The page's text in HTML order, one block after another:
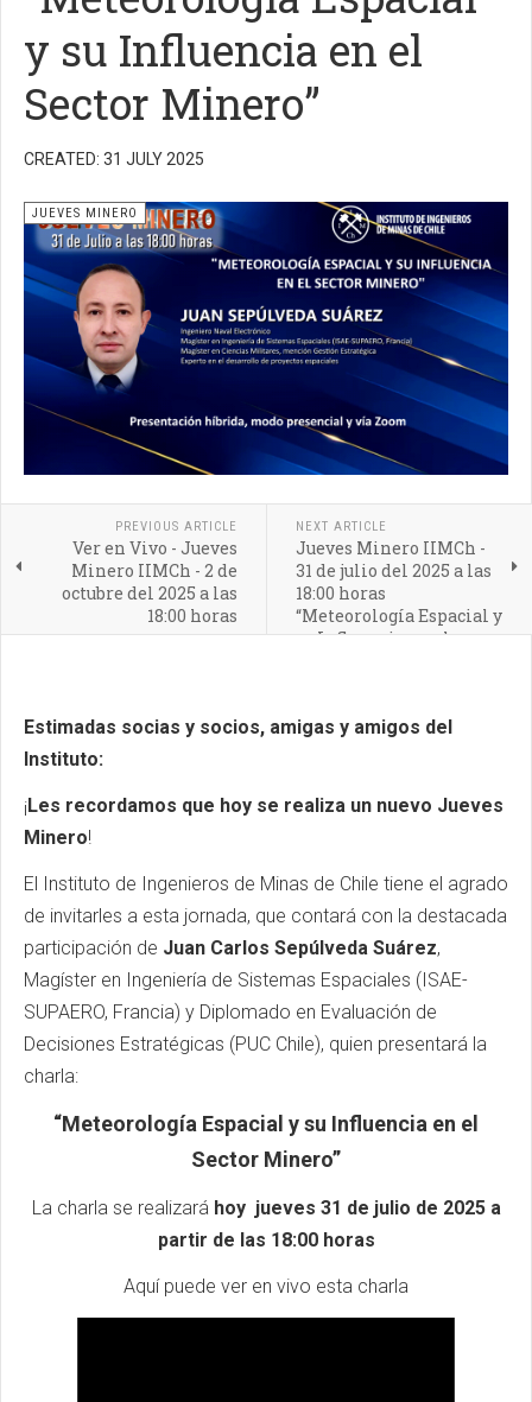
y su Influencia en el
Sector Minero”
CREATED: 31 JULY 2025
JUEVES MINERO
PREVIOUS ARTICLE
Ver en Vivo - Jueves
Minero IIMCh - 2 de
octubre del 2025 a las
18:00 horas
NEXT ARTICLE
Jueves Minero IIMCh -
31 de julio del 2025 a las
18:00 horas
“Meteorología Espacial y
su Influencia en el
Estimadas socias y socios, amigas y amigos del
Instituto:
¡Les recordamos que hoy se realiza un nuevo Jueves
Minero!
El Instituto de Ingenieros de Minas de Chile tiene el agrado
de invitarles a esta jornada, que contará con la destacada
participación de Juan Carlos Sepúlveda Suárez,
Magíster en Ingeniería de Sistemas Espaciales (ISAE-
SUPAERO, Francia) y Diplomado en Evaluación de
Decisiones Estratégicas (PUC Chile), quien presentará la
charla:
“Meteorología Espacial y su Influencia en el
Sector Minero”
La charla se realizará hoy jueves 31 de julio de 2025 a
partir de las 18:00 horas
Aquí puede ver en vivo esta charla